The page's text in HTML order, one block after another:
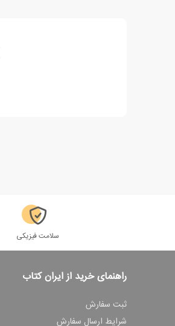
سلامت فیزیکی
راهنمای خرید از ایران کتاب
ثبت سفارش
شرایط ارسال سفارش